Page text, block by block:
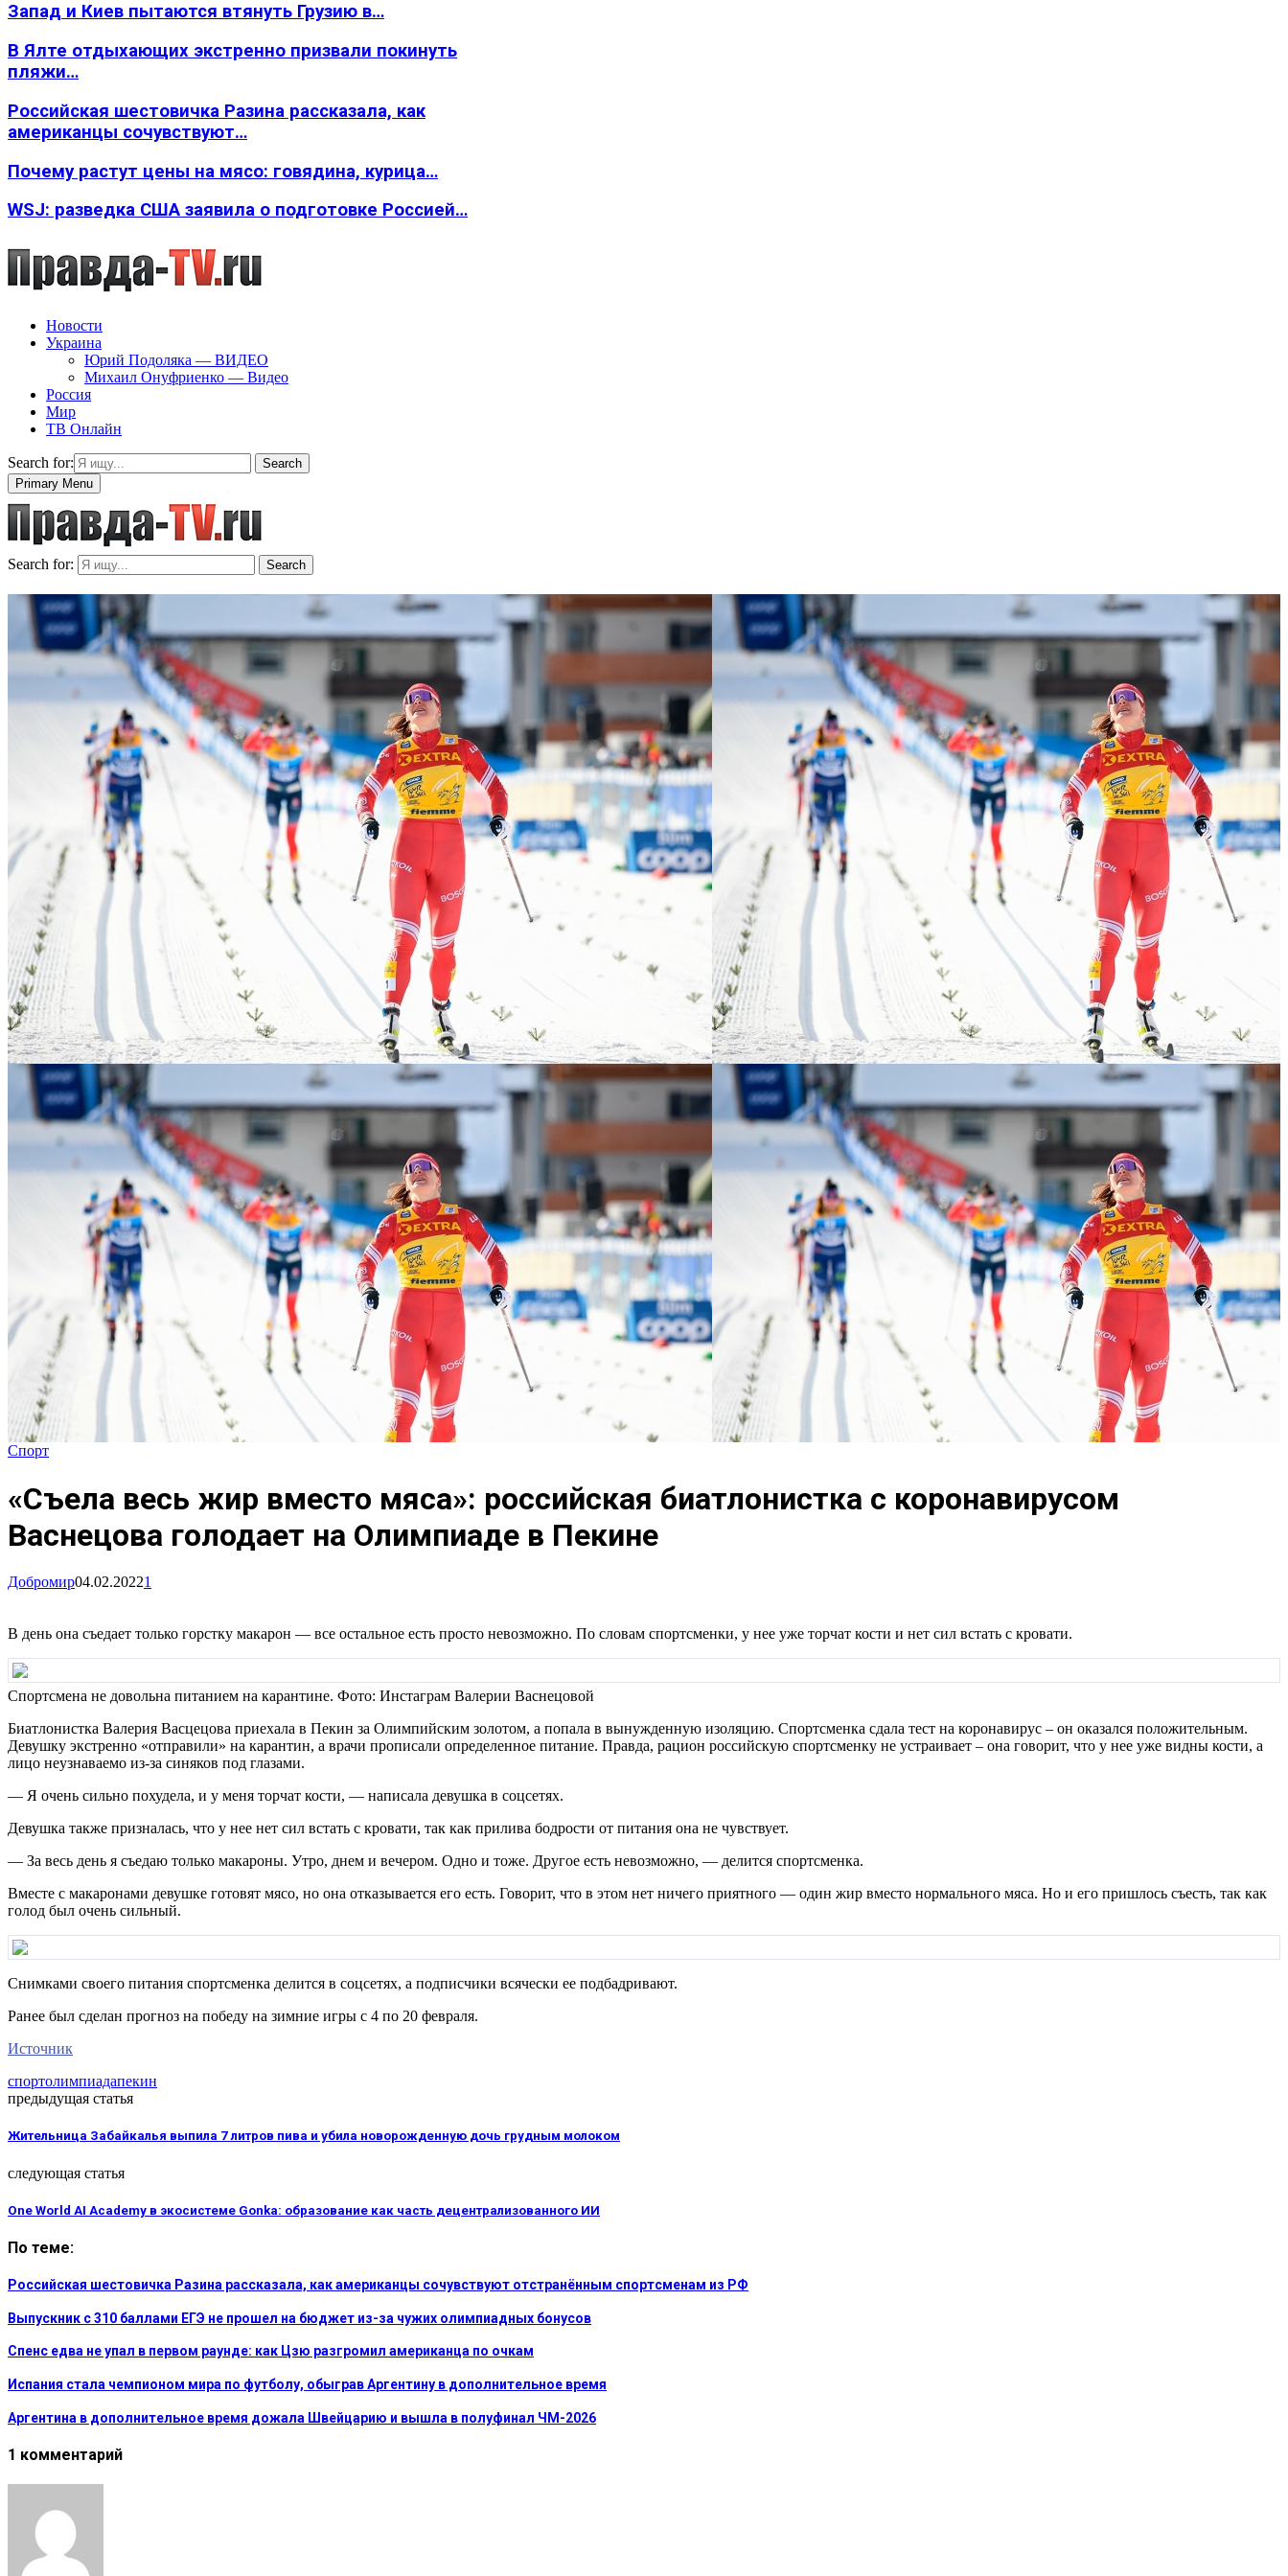
Запад и Киев пытаются втянуть Грузию в…
В Ялте отдыхающих экстренно призвали покинуть
пляжи…
Российская шестовичка Разина рассказала, как
американцы сочувствуют…
Почему растут цены на мясо: говядина, курица…
WSJ: разведка США заявила о подготовке Россией…
Новости
Украина
Юрий Подоляка — ВИДЕО
Михаил Онуфриенко — Видео
Россия
Мир
ТВ Онлайн
Search for:
Search
Primary Menu
Search for: Search
Спорт
«Съела весь жир вместо мяса»: российская биатлонистка с коронавирусом
Васнецова голодает на Олимпиаде в Пекине
Добромир04.02.20221
В день она съедает только горстку макарон — все остальное есть просто невозможно. По словам спортсменки, у нее уже торчат кости и нет сил встать с кровати.
Спортсмена не довольна питанием на карантине. Фото: Инстаграм Валерии Васнецовой
Биатлонистка Валерия Васцецова приехала в Пекин за Олимпийским золотом, а попала в вынужденную изоляцию. Спортсменка сдала тест на коронавирус – он оказался положительным.
Девушку экстренно «отправили» на карантин, а врачи прописали определенное питание. Правда, рацион российскую спортсменку не устраивает – она говорит, что у нее уже видны кости, а
лицо неузнаваемо из-за синяков под глазами.
— Я очень сильно похудела, и у меня торчат кости, — написала девушка в соцсетях.
Девушка также призналась, что у нее нет сил встать с кровати, так как прилива бодрости от питания она не чувствует.
— За весь день я съедаю только макароны. Утро, днем и вечером. Одно и тоже. Другое есть невозможно, — делится спортсменка.
Вместе с макаронами девушке готовят мясо, но она отказывается его есть. Говорит, что в этом нет ничего приятного — один жир вместо нормального мяса. Но и его пришлось съесть, так как
голод был очень сильный.
Снимками своего питания спортсменка делится в соцсетях, а подписчики всячески ее подбадривают.
Ранее был сделан прогноз на победу на зимние игры с 4 по 20 февраля.
Источник
спортолимпиадапекин
предыдущая статья
Жительница Забайкалья выпила 7 литров пива и убила новорожденную дочь грудным молоком
следующая статья
One World AI Academy в экосистеме Gonka: образование как часть децентрализованного ИИ
По теме:
Российская шестовичка Разина рассказала, как американцы сочувствуют отстранённым спортсменам из РФ
Выпускник с 310 баллами ЕГЭ не прошел на бюджет из-за чужих олимпиадных бонусов
Спенс едва не упал в первом раунде: как Цзю разгромил американца по очкам
Испания стала чемпионом мира по футболу, обыграв Аргентину в дополнительное время
Аргентина в дополнительное время дожала Швейцарию и вышла в полуфинал ЧМ-2026
1 комментарий